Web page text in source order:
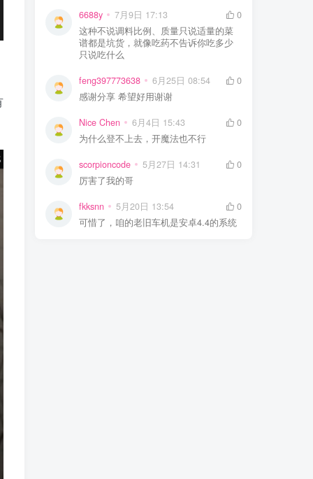
6688y 7月9日 17:13
0
这种不说调料比例、质量只说适量的菜
谱都是坑货，就像吃药不告诉你吃多少
只说吃什么
feng397773638 6月25日 08:54
0
感谢分享 希望好用谢谢
Nice Chen 6月4日 15:43
0
为什么登不上去，开魔法也不行
scorpioncode 5月27日 14:31
0
厉害了我的哥
fkksnn 5月20日 13:54
0
可惜了，咱的老旧车机是安卓4.4的系统